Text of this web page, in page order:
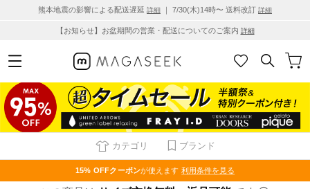
熊本地震の影響による配送遅延 詳細 ｜ 7/30(木)14時〜 送料改訂 詳細
【お知らせ】お盆期間の営業・配送についてのご案内 詳細
カテゴリ ブランド
15% OFFクーポンが使えます 利用条件を見る